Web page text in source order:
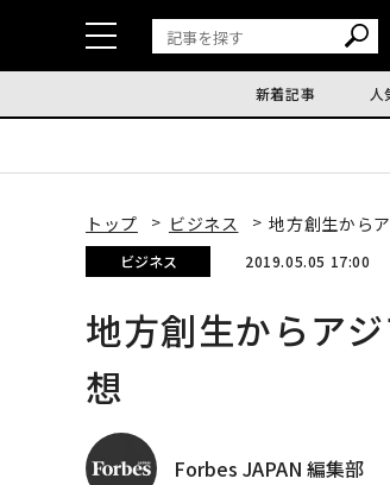
新着記事 人
トップ ビジネス 地方創生から
ビジネス 2019.05.05 17:00
地方創生からア
想
Forbes JAPAN 編集部